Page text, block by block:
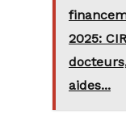
2025:
aides...